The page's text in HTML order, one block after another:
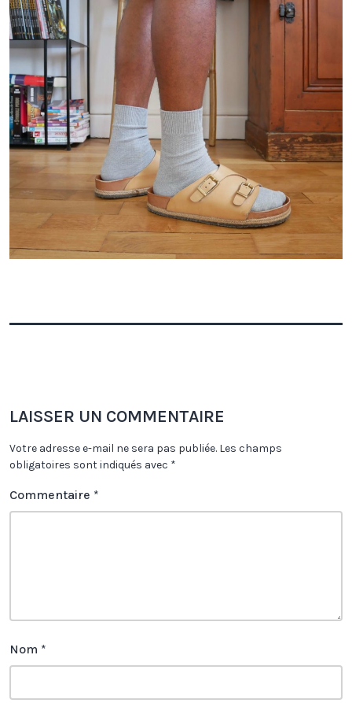
LAISSER UN COMMENTAIRE
Votre adresse e-mail ne sera pas publiée. Les champs
obligatoires sont indiqués avec *
Commentaire *
Nom *